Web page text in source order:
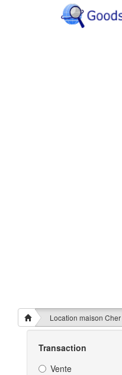
Location maison Cher
Transaction
Vente